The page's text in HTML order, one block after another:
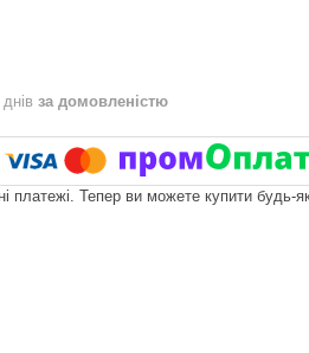
за домовленістю
платежі. Тепер ви можете купити будь-